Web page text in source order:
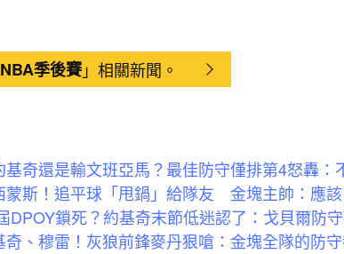
季後賽」相關新聞。
基奇還是輸文班亞馬？最佳防守僅排第4怒轟：
蒙斯！追平球「甩鍋」給隊友 金塊主帥：應
DPOY鎖死？約基奇末節低迷認了：戈貝爾防
奇、穆雷！灰狼前鋒麥丹狠嗆：金塊全隊的防